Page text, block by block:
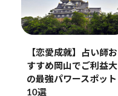
【恋愛成就】占い師お
すすめ岡山でご利益大
の最強パワースポット
10選